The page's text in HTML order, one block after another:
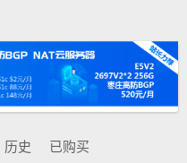
历史 已购买